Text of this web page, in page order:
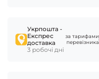
Укрпошта -
Експрес
доставка
3 робочі дні
за тарифами
перевізника